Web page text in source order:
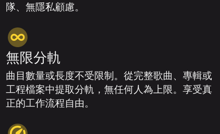
隊、無隱私顧慮。
無限分軌
曲目數量或長度不受限制。從完整歌曲、專輯或
工程檔案中提取分軌，無任何人為上限。享受真
正的工作流程自由。